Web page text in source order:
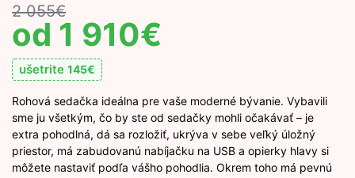
2 055€
1 910€
ušetrite 145€
Rohová sedačka ideálna pre vaše moderné bývanie. Vybavili
sme ju všetkým, čo by ste od sedačky mohli očakávať – je
extra pohodlná, dá sa rozložiť, ukrýva v sebe veľký úložný
priestor, má zabudovanú nabíjačku na USB a opierky hlavy si
môžete nastaviť podľa vášho pohodlia. Okrem toho má pevnú